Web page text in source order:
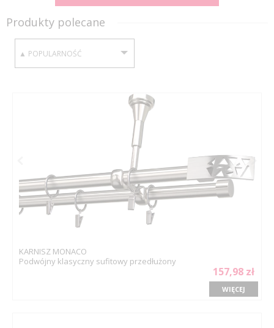
Produkty polecane
SORTUJ WEDŁUG:
KARNISZ MONACO
Podwójny klasyczny sufitowy przedłużony
157,98 zł
WIĘCEJ